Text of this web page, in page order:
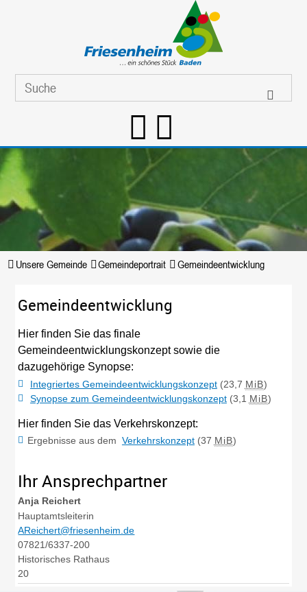
Unsere Gemeinde Gemeindeportrait Gemeindeentwicklung
Gemeindeentwicklung
Hier finden Sie das finale
Gemeindeentwicklungskonzept sowie die
dazugehörige Synopse:
Integriertes Gemeindeentwicklungskonzept(23,7 MiB)
Synopse zum Gemeindeentwicklungskonzept(3,1 MiB)
Hier finden Sie das Verkehrskonzept:
Ergebnisse aus dem Verkehrskonzept(37 MiB)
Ihr Ansprechpartner
Anja Reichert
Hauptamtsleiterin
AReichert@friesenheim.de
07821/6337-200
Historisches Rathaus
20